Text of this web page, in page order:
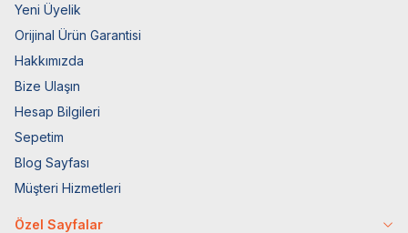
Yeni Üyelik
Orijinal Ürün Garantisi
Hakkımızda
Bize Ulaşın
Hesap Bilgileri
Sepetim
Blog Sayfası
Müşteri Hizmetleri
Özel Sayfalar